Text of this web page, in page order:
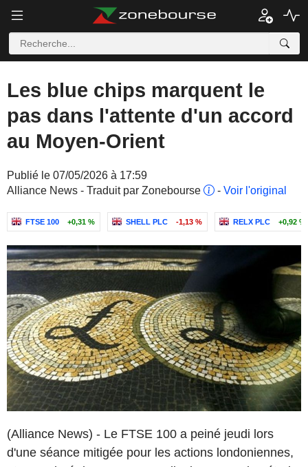
Les blue chips marquent le
pas dans l'attente d'un accord
au Moyen-Orient
Publié le 07/05/2026 à 17:59
Alliance News - Traduit par Zonebourse
- Voir l'original
FTSE 100 +0,31 % SHELL PLC -1,13 % RELX PLC +0,92 %
(Alliance News) - Le FTSE 100 a peiné jeudi lors
d'une séance mitigée pour les actions londoniennes,